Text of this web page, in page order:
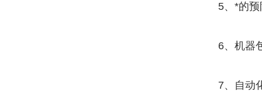
5、*的
6、机器
7、自动